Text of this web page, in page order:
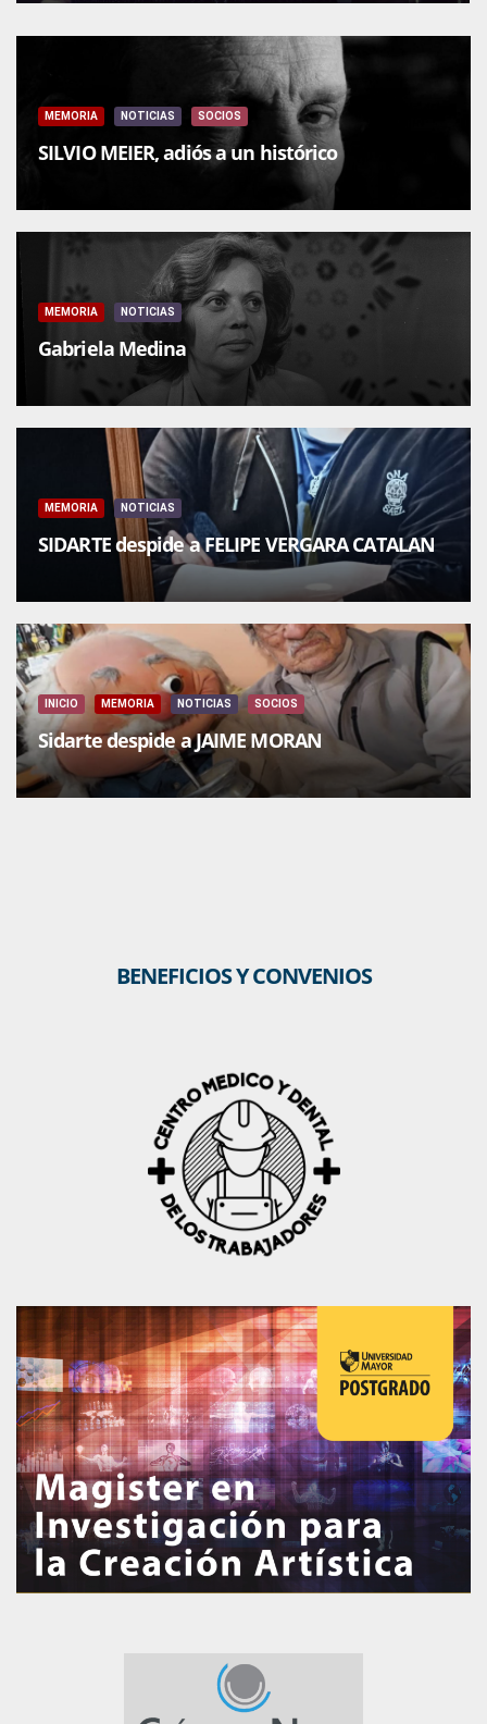
MEMORIA NOTICIAS SOCIOS
SILVIO MEIER, adiós a un histórico
MEMORIA NOTICIAS
Gabriela Medina
MEMORIA NOTICIAS
SIDARTE despide a FELIPE VERGARA CATALAN
INICIO MEMORIA NOTICIAS SOCIOS
Sidarte despide a JAIME MORAN
BENEFICIOS Y CONVENIOS